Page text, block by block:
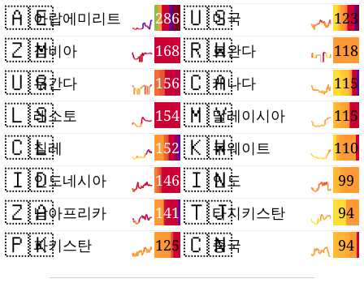
🇦🇪 286
아랍에미리트
🇿🇲 168
잠비아
🇺🇬 156
우간다
🇱🇸 154
레소토
🇨🇱 152
칠레
🇮🇩 146
인도네시아
🇿🇦 141
남아프리카
🇵🇰 125
파키스탄
🇺🇸 123
미국
🇷🇼 118
르완다
🇨🇦 115
캐나다
🇲🇾 115
말레이시아
🇰🇼 110
쿠웨이트
🇮🇳 99
인도
🇹🇯 94
타지키스탄
🇨🇳 94
중국